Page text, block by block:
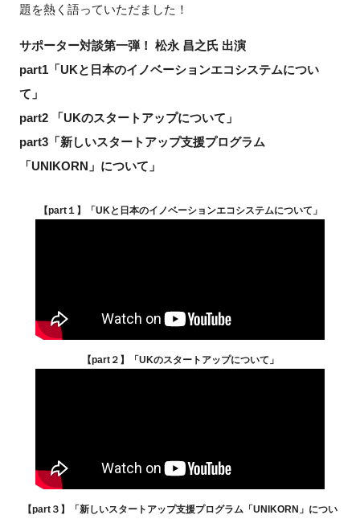
LINK-Jを知る
特別会員
施設・アクセス
題を熱く語っていただました！
サポーター対談第一弾！ 松永 昌之氏 出演
part1「UKと日本のイノベーションエコシステムについ
て」
part2 「UKのスタートアップについて」
part3「新しいスタートアップ支援プログラム
「UNIKORN」について」
【part１】「UKと日本のイノベーションエコシステムについて」
【part２】「UKのスタートアップについて」
【part３】「新しいスタートアップ支援プログラム「UNIKORN」につい